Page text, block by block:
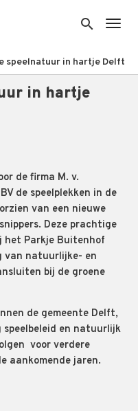
search
speelnatuur in hartje Delft
in hartje
de firma M. v.
de speelplekken in de
van een nieuwe
Deze prachtige
het Parkje Buitenhof
van natuurlijke- en
bij de groene
de gemeente Delft,
en natuurlijk
voor verdere
aankomende jaren.